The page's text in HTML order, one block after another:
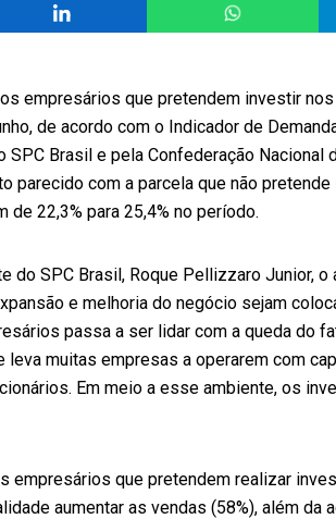
empresários que pretendem investir
de acordo com o Indicador de
SPC Brasil e pela Confederação Nacional
parecido com a parcela que não
22,3% para 25,4% no período.
do SPC Brasil, Roque Pellizzaro Junior,
e melhoria do negócio sejam
passa a ser lidar com a queda do
leva muitas empresas a operarem com
Em meio a esse ambiente, os
empresários que pretendem realizar
aumentar as vendas (58%), além da